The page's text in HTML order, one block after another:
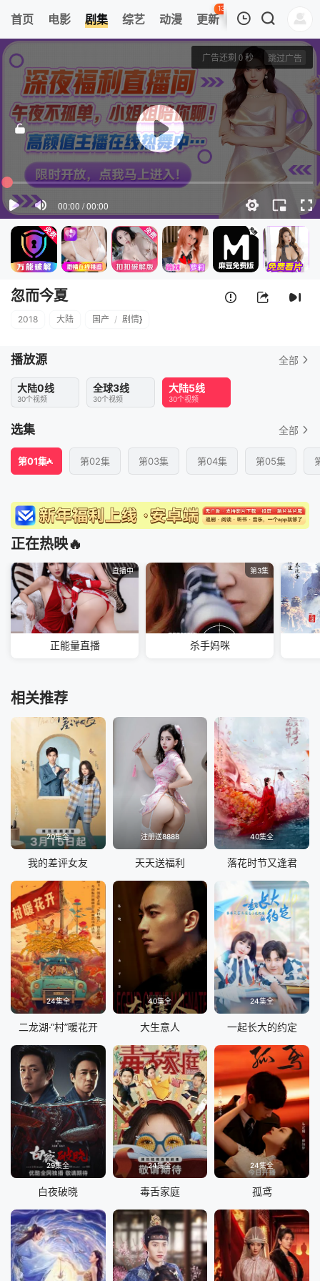
首页 电影 剧集 综艺 动漫 更新
134
热榜 APP
第01集
忽而今夏
清空
忽而今夏
2018 大陆 国产 / 剧情}
播放源 全部
大陆0线
30个视频
全球3线
30个视频
大陆5线
30个视频
选集 全部
第01集 第02集 第03集 第04集 第05集
正在热映🔥
直播中
正能量直播
第3集
杀手妈咪
相关推荐
20集全
我的差评女友
注册送8888
天天送福利
40集全
落花时节又逢君
24集全
二龙湖·“村”暖花开
40集全
大生意人
24集全
一起长大的约定
29集全
白夜破晓
24集全
毒舌家庭
24集全
孤鸢